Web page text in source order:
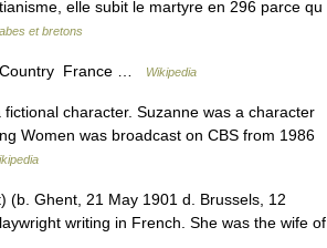
elle subit le martyre en 296 parce qu
et bretons
Country France … Wikipedia
character. Suzanne was a character
Women was broadcast on CBS from 1986
Ghent, 21 May 1901 d. Brussels, 12
writing in French. She was the wife of